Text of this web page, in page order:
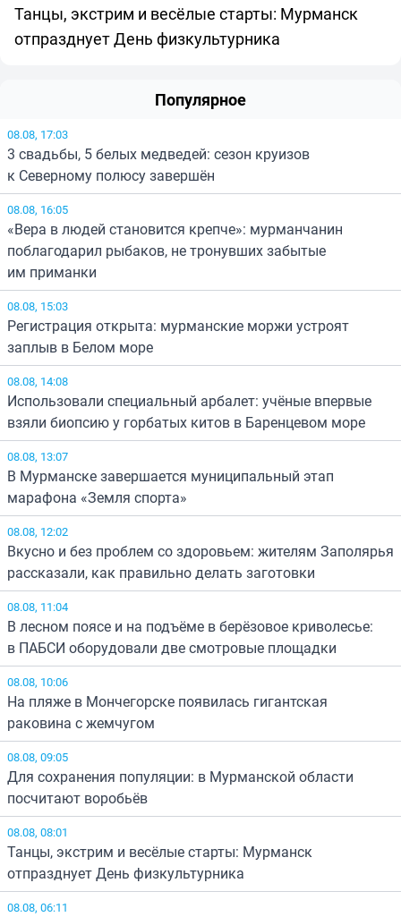
Танцы, экстрим и весёлые старты: Мурманск
отпразднует День физкультурника
Популярное
08.08, 17:03
3 свадьбы, 5 белых медведей: сезон круизов
к Северному полюсу завершён
08.08, 16:05
«Вера в людей становится крепче»: мурманчанин
поблагодарил рыбаков, не тронувших забытые
им приманки
08.08, 15:03
Регистрация открыта: мурманские моржи устроят
заплыв в Белом море
08.08, 14:08
Использовали специальный арбалет: учёные впервые
взяли биопсию у горбатых китов в Баренцевом море
08.08, 13:07
В Мурманске завершается муниципальный этап
марафона «Земля спорта»
08.08, 12:02
Вкусно и без проблем со здоровьем: жителям Заполярья
рассказали, как правильно делать заготовки
08.08, 11:04
В лесном поясе и на подъёме в берёзовое криволесье:
в ПАБСИ оборудовали две смотровые площадки
08.08, 10:06
На пляже в Мончегорске появилась гигантская
раковина с жемчугом
08.08, 09:05
Для сохранения популяции: в Мурманской области
посчитают воробьёв
08.08, 08:01
Танцы, экстрим и весёлые старты: Мурманск
отпразднует День физкультурника
08.08, 06:11